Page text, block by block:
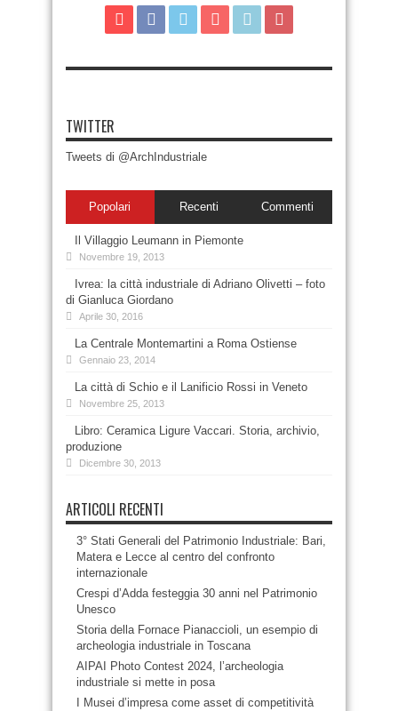
TWITTER
Tweets di @ArchIndustriale
Popolari Recenti Commenti
Il Villaggio Leumann in Piemonte
Novembre 19, 2013
Ivrea: la città industriale di Adriano Olivetti – foto
di Gianluca Giordano
Aprile 30, 2016
La Centrale Montemartini a Roma Ostiense
Gennaio 23, 2014
La città di Schio e il Lanificio Rossi in Veneto
Novembre 25, 2013
Libro: Ceramica Ligure Vaccari. Storia, archivio,
produzione
Dicembre 30, 2013
ARTICOLI RECENTI
3° Stati Generali del Patrimonio Industriale: Bari,
Matera e Lecce al centro del confronto
internazionale
Crespi d’Adda festeggia 30 anni nel Patrimonio
Unesco
Storia della Fornace Pianaccioli, un esempio di
archeologia industriale in Toscana
AIPAI Photo Contest 2024, l’archeologia
industriale si mette in posa
I Musei d’impresa come asset di competitività